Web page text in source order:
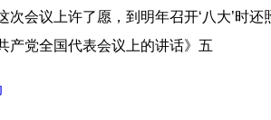
次会议上许了愿，到明年召开‘八大’时
产党全国代表会议上的讲话》五